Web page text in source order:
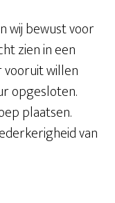
wij bewust voor
zien in een
vooruit willen
opgesloten.
plaatsen.
van